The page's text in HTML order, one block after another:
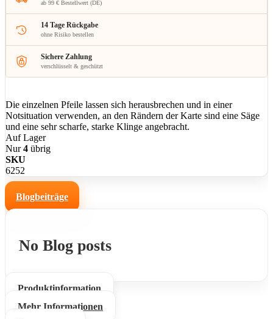
ab 99 € Bestellwert (DE)
14 Tage Rückgabe
ohne Risiko bestellen
Sichere Zahlung
verschlüsselt & geschützt
Die einzelnen Pfeile lassen sich herausbrechen und in einer
Notsituation verwenden, an den Rändern der Karte sind eine Säge
und eine sehr scharfe, starke Klinge angebracht.
Auf Lager
Nur4 übrig
SKU
6252
Blogbeiträge
No Blog posts
Produktinformation
Mehr Informationen